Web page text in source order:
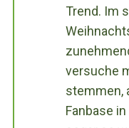
Trend. Im
versuche
stemmen,
Fanbase